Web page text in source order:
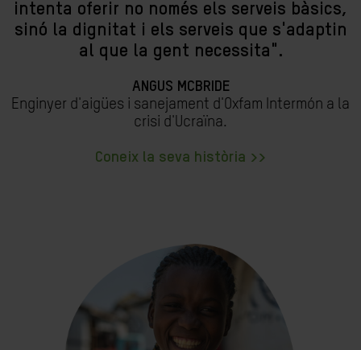
intenta oferir no només els serveis bàsics,
sinó la dignitat i els serveis que s'adaptin
al que la gent necessita".
ANGUS MCBRIDE
Enginyer d'aigües i sanejament d'Oxfam Intermón a la
crisi d'Ucraïna.
Coneix la seva història >>